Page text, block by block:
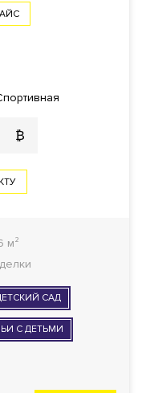
₿
м²
САД
С ДЕТЬМИ